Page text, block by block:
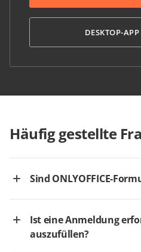
DESKTOP-
Häufig gestellte
Sind ONLYOFFICE-
Ist eine Anmeldung
auszufüllen?